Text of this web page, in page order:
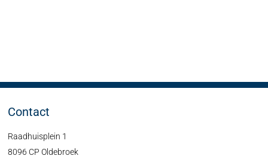
Contact
Raadhuisplein 1
8096 CP Oldebroek